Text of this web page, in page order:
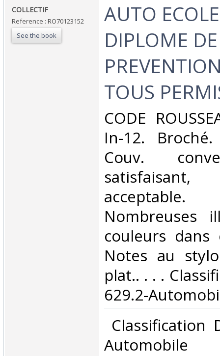
‎COLLECTIF‎
Reference : RO70123152
See the book
‎AUTO
DIPLOME
TOUS
‎CODE
In-12.
Couv.
Nombreuses
couleurs
Notes au
plat.. . . .
629.2-
Classification
Automobile‎